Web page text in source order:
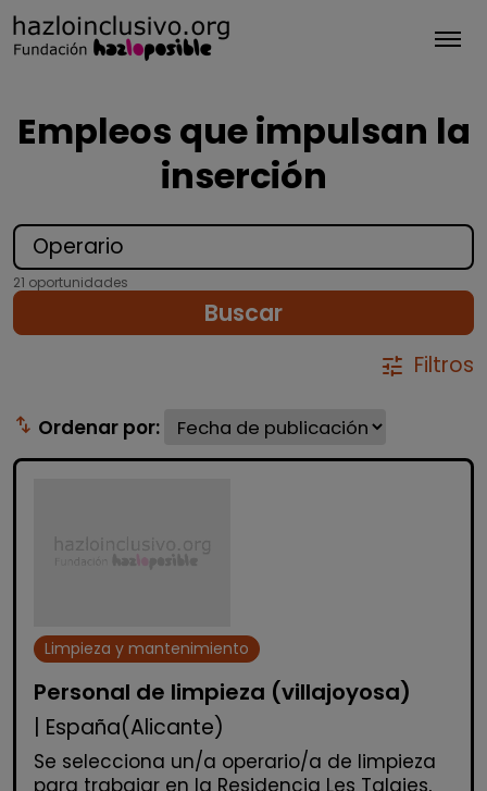
Empleos que impulsan la
inserción
21 oportunidades
Buscar
tune Filtros
swap_vert Ordenar por:
Limpieza y mantenimiento
Personal de limpieza (villajoyosa)
| España(Alicante)
Se selecciona un/a operario/a de limpieza